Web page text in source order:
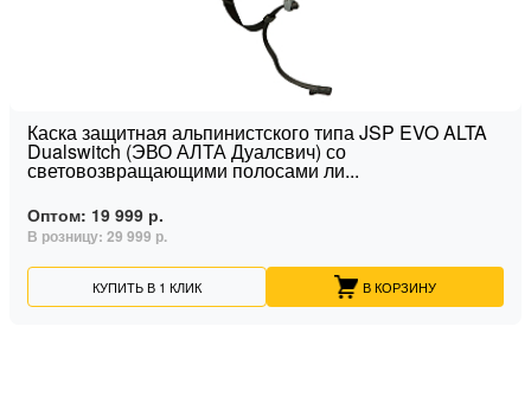
Каска защитная альпинистского типа JSP EVO ALTA
Dualswitch (ЭВО АЛТА Дуалсвич) со
световозвращающими полосами ли...
Оптом: 19 999 р.
В розницу: 29 999 р.
КУПИТЬ В 1 КЛИК В КОРЗИНУ